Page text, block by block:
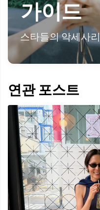
가이드
스타들의 악세사
연관 포스트